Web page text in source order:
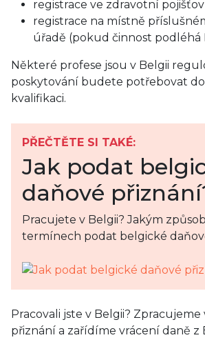
registrace ve zdravotní
registrace na místně
úřadě (pokud činnost podléhá
Některé profese jsou v Belgii
poskytování budete potřebovat
kvalifikaci.
PŘEČTĚTE SI TAKÉ:
Jak podat
daňové
Pracujete v Belgii? Jakým
termínech podat belgické
Pracovali jste v Belgii? Zpracujeme
přiznání a zařídíme vrácení daně z